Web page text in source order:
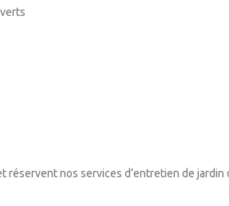
nos services d’entretien de jardin